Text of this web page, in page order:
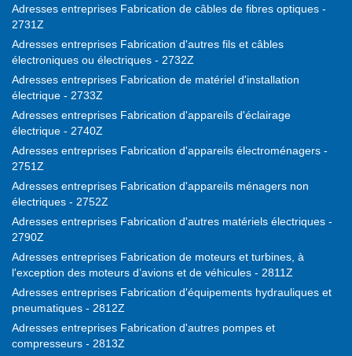
Adresses entreprises Fabrication de câbles de fibres optiques -
2731Z
Adresses entreprises Fabrication d'autres fils et câbles
électroniques ou électriques - 2732Z
Adresses entreprises Fabrication de matériel d'installation
électrique - 2733Z
Adresses entreprises Fabrication d'appareils d'éclairage
électrique - 2740Z
Adresses entreprises Fabrication d'appareils électroménagers -
2751Z
Adresses entreprises Fabrication d'appareils ménagers non
électriques - 2752Z
Adresses entreprises Fabrication d'autres matériels électriques -
2790Z
Adresses entreprises Fabrication de moteurs et turbines, à
l'exception des moteurs d’avions et de véhicules - 2811Z
Adresses entreprises Fabrication d'équipements hydrauliques et
pneumatiques - 2812Z
Adresses entreprises Fabrication d'autres pompes et
compresseurs - 2813Z